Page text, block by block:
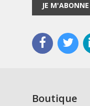
JE M'ABONNE
Boutique